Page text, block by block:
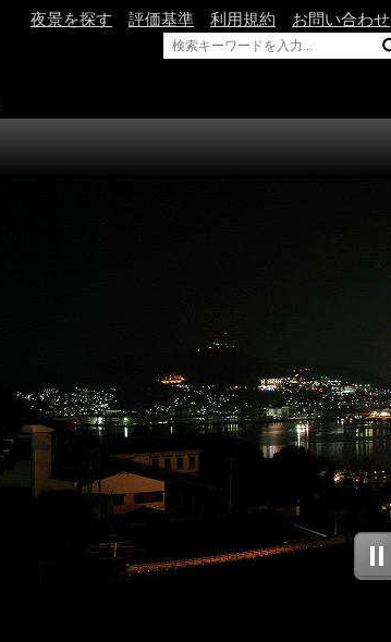
夜景を探す 評価基準 利用規約 お問い合わせ